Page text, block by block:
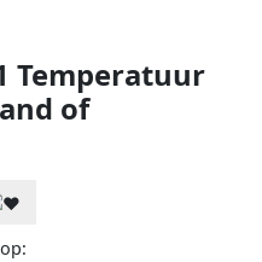
Temperatuur
of